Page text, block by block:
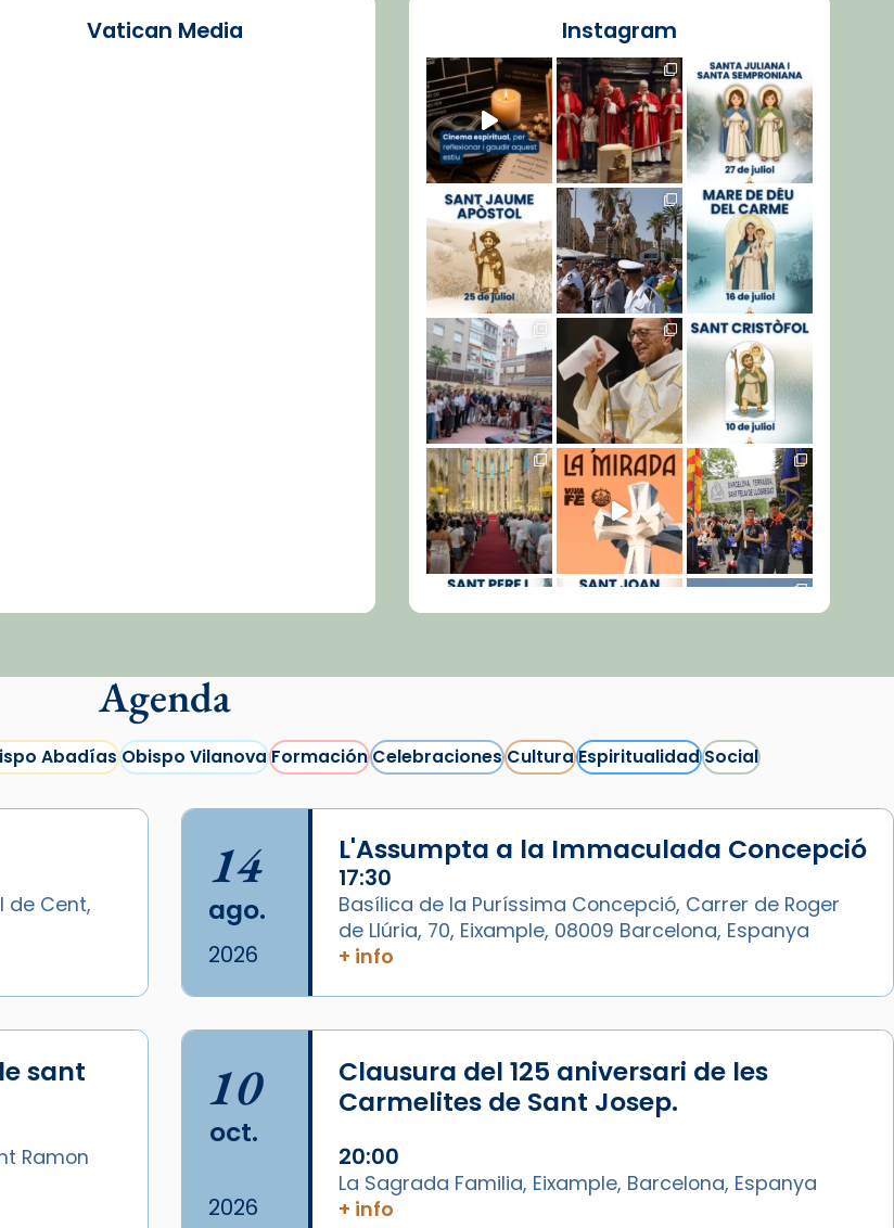
Vatican Media Instagram
Agenda
AbadíasObispo VilanovaFormaciónCelebracionesCulturaEspiritualidadSocial
de Cent,
14
ago.
2026
L'Assumpta a la Immaculada Concepció
17:30
Basílica de la Puríssima Concepció, Carrer de Roger
de Llúria, 70, Eixample, 08009 Barcelona, Espanya
+ info
sant
Ramon
10
oct.
2026
Clausura del 125 aniversari de les
Carmelites de Sant Josep.
20:00
La Sagrada Familia, Eixample, Barcelona, Espanya
+ info